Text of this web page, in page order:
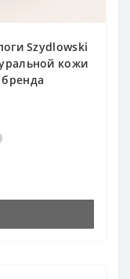
Szydlowski
кожи